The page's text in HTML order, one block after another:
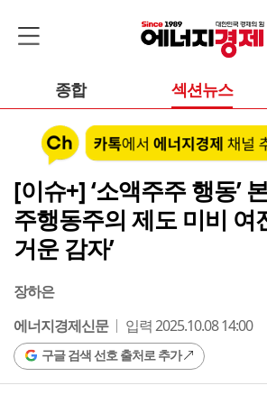
종합 섹션뉴스
[이슈+] ‘소액주주 행동’
주행동주의 제도 미비 여
거운 감자’
장하은
에너지경제신문
입력 2025.10.08 14:00
구글 검색 선호 출처로 추가